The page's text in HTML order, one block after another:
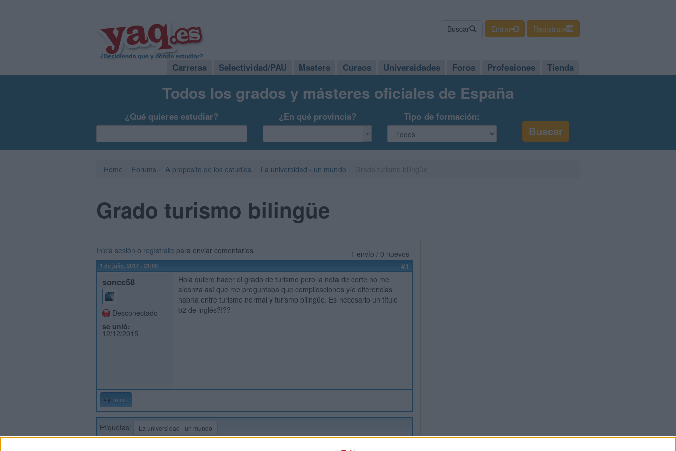
Buscar Entrar Regístrate
Carreras Selectividad/PAU Masters Cursos Universidades Foros Profesiones Tienda
Todos los grados y másteres oficiales de España
¿Qué quieres estudiar? ¿En qué provincia? Tipo de formación:
Home Forums A propósito de los estudios La universidad - un mundo
Grado turismo bilingüe
1 envío / 0 nuevos
Inicia sesión o regístrate para enviar comentarios
1 de julio, 2017 - 21:00 #1
soncc58
Desconectado
se unió:
12/12/2015
Hola quiero hacer el grado de turismo pero la nota de corte no me
alcanza así que me preguntaba que complicaciones y/o diferencias
habría entre turismo normal y turismo bilingüe. Es necesario un título
b2 de inglés?!??
Inicio
Etiquetas: La universidad - un mundo